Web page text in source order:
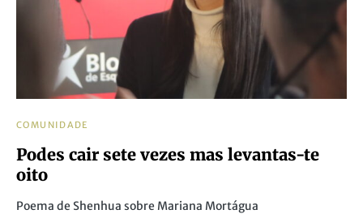
COMUNIDADE
Podes cair sete vezes mas levantas-te
oito
Poema de Shenhua sobre Mariana Mortágua